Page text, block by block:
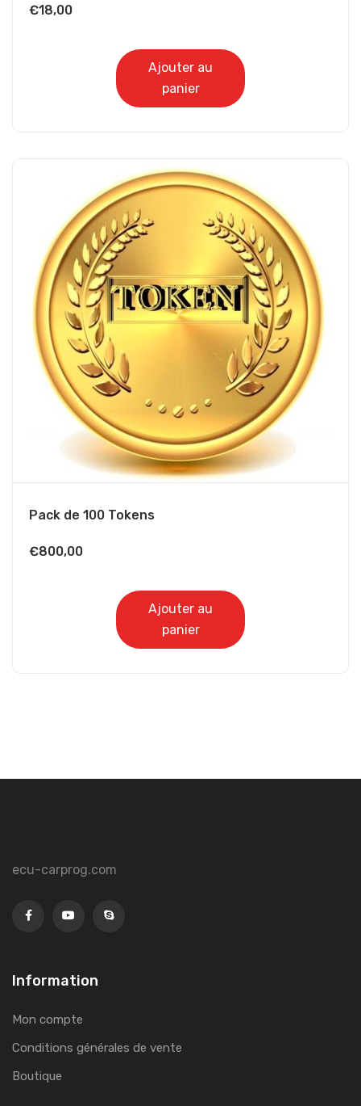
€18,00
Ajouter au
panier
Pack de 100 Tokens
€800,00
Ajouter au
panier
ecu-carprog.com
Information
Mon compte
Conditions générales de vente
Boutique